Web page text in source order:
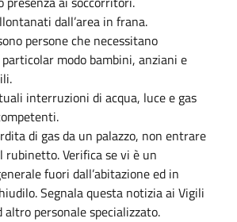
dall’area in frana.
persone che necessitano
modo bambini, anziani e
interruzioni di acqua, luce e gas
di gas da un palazzo, non entrare
rubinetto. Verifica se vi è un
fuori dall’abitazione ed in
Segnala questa notizia ai Vigili
altro personale specializzato.